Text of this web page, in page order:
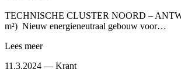
TECHNISCHE CLUSTER NOORD –
m²) Nieuw energieneutraal gebouw voor…
Lees meer
11.3.2024 — Krant